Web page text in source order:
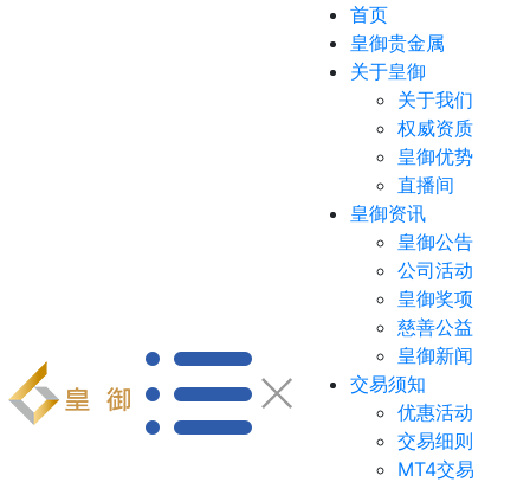
首页
皇御贵金属
关于皇御
关于我们
权威资质
皇御优势
直播间
皇御资讯
皇御公告
公司活动
皇御奖项
慈善公益
皇御新闻
交易须知
优惠活动
交易细则
MT4交易